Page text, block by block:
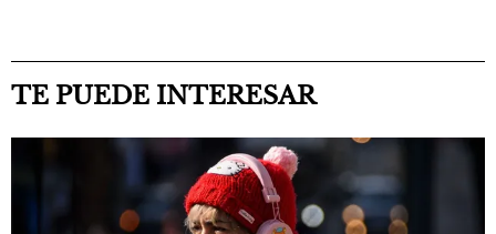
TE PUEDE INTERESAR